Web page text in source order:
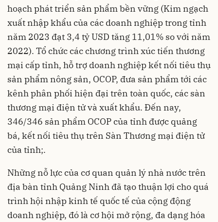
hoạch phát triển sản phẩm bền vững (Kim ngạch
xuất nhập khẩu của các doanh nghiệp trong tỉnh
năm 2023 đạt 3,4 tỷ USD tăng 11,01% so với năm
2022­). Tổ chức các chương trình xúc tiến thương
mại cấp tỉnh, hỗ trợ doanh nghiệp kết nối tiêu thụ
sản phẩm nông sản, OCOP, đưa sản phẩm tới các
kênh phân phối hiện đại trên toàn quốc, các sàn
thương mại điện tử và xuất khẩu. Đến nay,
346/346 sản phẩm OCOP của tỉnh được quảng
bá, kết nối tiêu thụ trên Sàn Thương mại điện tử
của tỉnh;.
Những nỗ lực của cơ quan quản lý nhà nước trên
địa bàn tỉnh Quảng Ninh đã tạo thuận lợi cho quá
trình hội nhập kinh tế quốc tế của cộng động
doanh nghiệp, đó là cơ hội mở rộng, đa dạng hóa